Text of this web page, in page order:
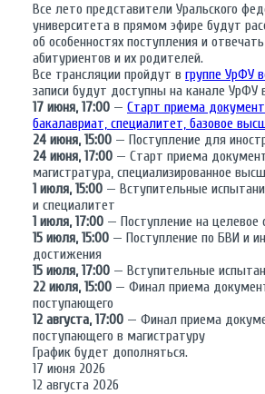
Все лето представители Уральского
университета в прямом эфире будут
об особенностях поступления и
абитуриентов и их родителей.
Все трансляции пройдут в группе УрФУ
записи будут доступны на канале УрФУ
17 июня, 17:00 — Старт приема
бакалавриат, специалитет, базовое
24 июня, 15:00 — Поступление для
24 июня, 17:00 — Старт приема
магистратура, специализированное
1 июля, 15:00 — Вступительные
и специалитет
1 июля, 17:00 — Поступление на целевое
15 июля, 15:00 — Поступление по БВИ и
достижения
15 июля, 17:00 — Вступительные
22 июля, 15:00 — Финал приема
поступающего
12 августа, 17:00 — Финал приема
поступающего в магистратуру
График будет дополняться.
17 июня 2026
12 августа 2026